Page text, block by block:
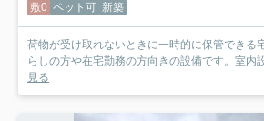
敷0 ペット可 新築
荷物が受け取れないときに一時的に保管できる
らしの方や在宅勤務の方向きの設備です。室内
見る